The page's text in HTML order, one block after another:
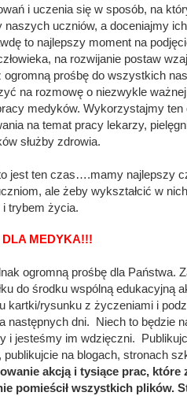
i uczenia się w sposób, na
naszych uczniów, a doceniajmy
to najlepszy moment na
na rozwijanie postaw
ogromną prośbę do wszystkich
na rozmowę o niezwykle
medyków. Wykorzystajmy
na temat pracy lekarzy,
służby zdrowia.
jest ten czas….mamy najlepszy
ale żeby wykształcić w
trybem życia.
DLA MEDYKA!!!
ogromną prośbę dla Państwa.
do środku wspólną edukacyjną
kartki/rysunku z życzeniami i
następnych dni.  Niech to będzie
i jesteśmy im wdzięczni.
publikujcie na blogach, stronach
akcją i tysiące prac, które
pomieścił wszystkich plików.